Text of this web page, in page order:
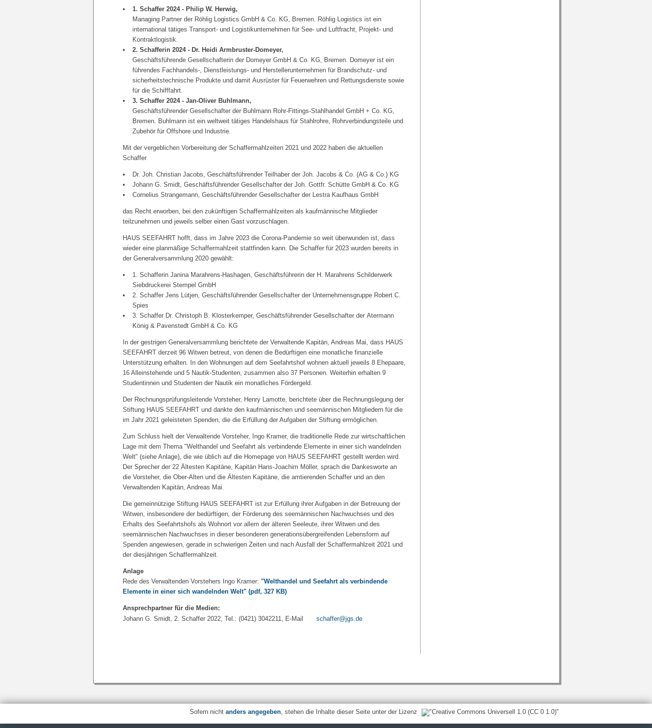
1. Schaffer 2024 - Philip W. Herwig,
Managing Partner der Röhlig Logistics GmbH & Co. KG, Bremen. Röhlig Logistics ist ein
international tätiges Transport- und Logistikunternehmen für See- und Luftfracht, Projekt- und
Kontraktlogistik.
2. Schafferin 2024 - Dr. Heidi Armbruster-Domeyer,
Geschäftsführende Gesellschafterin der Domeyer GmbH & Co. KG, Bremen. Domeyer ist ein
führendes Fachhandels-, Dienstleistungs- und Herstellerunternehmen für Brandschutz- und
sicherheitstechnische Produkte und damit Ausrüster für Feuerwehren und Rettungsdienste sowie
für die Schifffahrt.
3. Schaffer 2024 - Jan-Oliver Buhlmann,
Geschäftsführender Gesellschafter der Buhlmann Rohr-Fittings-Stahlhandel GmbH + Co. KG,
Bremen. Buhlmann ist ein weltweit tätiges Handelshaus für Stahlrohre, Rohrverbindungsteile und
Zubehör für Offshore und Industrie.
Mit der vergeblichen Vorbereitung der Schaffermahlzeiten 2021 und 2022 haben die aktuellen
Schaffer
Dr. Joh. Christian Jacobs, Geschäftsführender Teilhaber der Joh. Jacobs & Co. (AG & Co.) KG
Johann G. Smidt, Geschäftsführender Gesellschafter der Joh. Gottfr. Schütte GmbH & Co. KG
Cornelius Strangemann, Geschäftsführender Gesellschafter der Lestra Kaufhaus GmbH
das Recht erworben, bei den zukünftigen Schaffermahlzeiten als kaufmännische Mitglieder
teilzunehmen und jeweils selber einen Gast vorzuschlagen.
HAUS SEEFAHRT hofft, dass im Jahre 2023 die Corona-Pandemie so weit überwunden ist, dass
wieder eine planmäßige Schaffermahlzeit stattfinden kann. Die Schaffer für 2023 wurden bereits in
der Generalversammlung 2020 gewählt:
1. Schafferin Janina Marahrens-Hashagen, Geschäftsführerin der H. Marahrens Schilderwerk
Siebdruckerei Stempel GmbH
2. Schaffer Jens Lütjen, Geschäftsführender Gesellschafter der Unternehmensgruppe Robert C.
Spies
3. Schaffer Dr. Christoph B. Klosterkemper, Geschäftsführender Gesellschafter der Atermann
König & Pavenstedt GmbH & Co. KG
In der gestrigen Generalversammlung berichtete der Verwaltende Kapitän, Andreas Mai, dass HAUS
SEEFAHRT derzeit 96 Witwen betreut, von denen die Bedürftigen eine monatliche finanzielle
Unterstützung erhalten. In den Wohnungen auf dem Seefahrtshof wohnen aktuell jeweils 8 Ehepaare,
16 Alleinstehende und 5 Nautik-Studenten, zusammen also 37 Personen. Weiterhin erhalten 9
Studentinnen und Studenten der Nautik ein monatliches Fördergeld.
Der Rechnungsprüfungsleitende Vorsteher, Henry Lamotte, berichtete über die Rechnungslegung der
Stiftung HAUS SEEFAHRT und dankte den kaufmännischen und seemännischen Mitgliedern für die
im Jahr 2021 geleisteten Spenden, die die Erfüllung der Aufgaben der Stiftung ermöglichen.
Zum Schluss hielt der Verwaltende Vorsteher, Ingo Kramer, die traditionelle Rede zur wirtschaftlichen
Lage mit dem Thema "Welthandel und Seefahrt als verbindende Elemente in einer sich wandelnden
Welt" (siehe Anlage), die wie üblich auf die Homepage von HAUS SEEFAHRT gestellt werden wird.
Der Sprecher der 22 Ältesten Kapitäne, Kapitän Hans-Joachim Möller, sprach die Dankesworte an
die Vorsteher, die Ober-Alten und die Ältesten Kapitäne, die amtierenden Schaffer und an den
Verwaltenden Kapitän, Andreas Mai.
Die gemeinnützige Stiftung HAUS SEEFAHRT ist zur Erfüllung ihrer Aufgaben in der Betreuung der
Witwen, insbesondere der bedürftigen, der Förderung des seemännischen Nachwuchses und des
Erhalts des Seefahrtshofs als Wohnort vor allem der älteren Seeleute, ihrer Witwen und des
seemännischen Nachwuchses in dieser besonderen generationsübergreifenden Lebensform auf
Spenden angewiesen, gerade in schwierigen Zeiten und nach Ausfall der Schaffermahlzeit 2021 und
der diesjährigen Schaffermahlzeit.
Anlage
Rede des Verwaltenden Vorstehers Ingo Kramer: "Welthandel und Seefahrt als verbindende
Elemente in einer sich wandelnden Welt" (pdf, 327 KB)
Ansprechpartner für die Medien:
Johann G. Smidt, 2. Schaffer 2022, Tel.: (0421) 3042211, E-Mail
schaffer@jgs.de
Sofern nicht anders angegeben, stehen die Inhalte dieser Seite unter der Lizenz